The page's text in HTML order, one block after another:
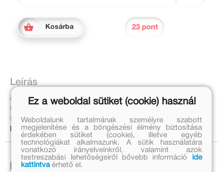
Kosárba 23 pont
Leírás
A kis sün a természetben él, nem messze egy tanyától. De
nem ám egyedül, egy nagy család osztozik a kényelmes
fészken.
Bővebben:
Ezek is érdekelhetnek!
Ez a weboldal sütiket (cookie) használ
Weboldalunk tartalmának személyre szabott
megjelenítése és a böngészési élmény biztosítása
érdekében sütiket (cookie), illetve egyéb
technológiákat alkalmazunk. A sütik használatára
vonatkozó irányelveinkről, valamint azok
testreszabási lehetőségeiről bővebb információ
ide
kattintvaérhető el.